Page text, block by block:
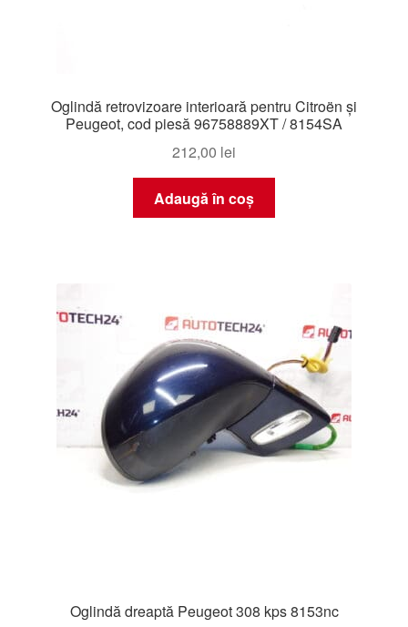
Oglindă retrovizoare interioară pentru Citroën și
Peugeot, cod piesă 96758889XT / 8154SA
212,00 lei
Adaugă în coș
Oglindă dreaptă Peugeot 308 kps 8153nc